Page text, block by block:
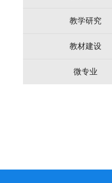
教学研究
教材建设
微专业